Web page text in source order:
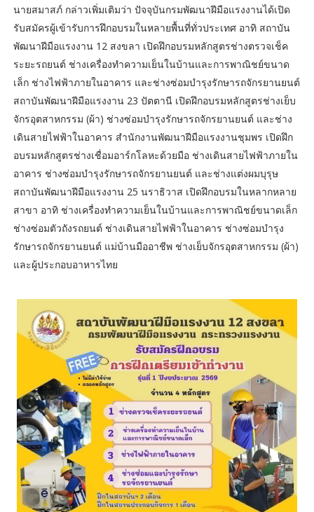
นายสมาสภ์ กล่าวเพิ่มเติมว่า ปัจจุบันกรมพัฒนาฝีมือแรงงานได้เปิด
รับสมัครผู้เข้ารับการฝึกอบรมในหลายพื้นที่ทั่วประเทศ อาทิ สถาบัน
พัฒนาฝีมือแรงงาน 12 สงขลา เปิดฝึกอบรมหลักสูตรช่างตรวจเช็ค
ระยะรถยนต์ ช่างเครื่องทำความเย็นในบ้านและการพาณิชย์ขนาด
เล็ก ช่างไฟฟ้าภายในอาคาร และช่างซ่อมบำรุงรักษารถจักรยานยนต์
สถาบันพัฒนาฝีมือแรงงาน 23 ปัตตานี เปิดฝึกอบรมหลักสูตรช่างเย็บ
จักรอุตสาหกรรม (ผ้า) ช่างซ่อมบำรุงรักษารถจักรยานยนต์ และช่าง
เดินสายไฟฟ้าในอาคาร สำนักงานพัฒนาฝีมือแรงงานชุมพร เปิดฝึก
อบรมหลักสูตรช่างเชื่อมอาร์กโลหะด้วยมือ ช่างเดินสายไฟฟ้าภายใน
อาคาร ช่างซ่อมบำรุงรักษารถจักรยานยนต์ และช่างแต่งผมบุรุษ
สถาบันพัฒนาฝีมือแรงงาน 25 นราธิวาส เปิดฝึกอบรมในหลากหลาย
สาขา อาทิ ช่างเครื่องทำความเย็นในบ้านและการพาณิชย์ขนาดเล็ก
ช่างซ่อมตัวถังรถยนต์ ช่างเดินสายไฟฟ้าในอาคาร ช่างซ่อมบำรุง
รักษารถจักรยานยนต์ แม่บ้านมืออาชีพ ช่างเย็บจักรอุตสาหกรรม (ผ้า)
และผู้ประกอบอาหารไทย